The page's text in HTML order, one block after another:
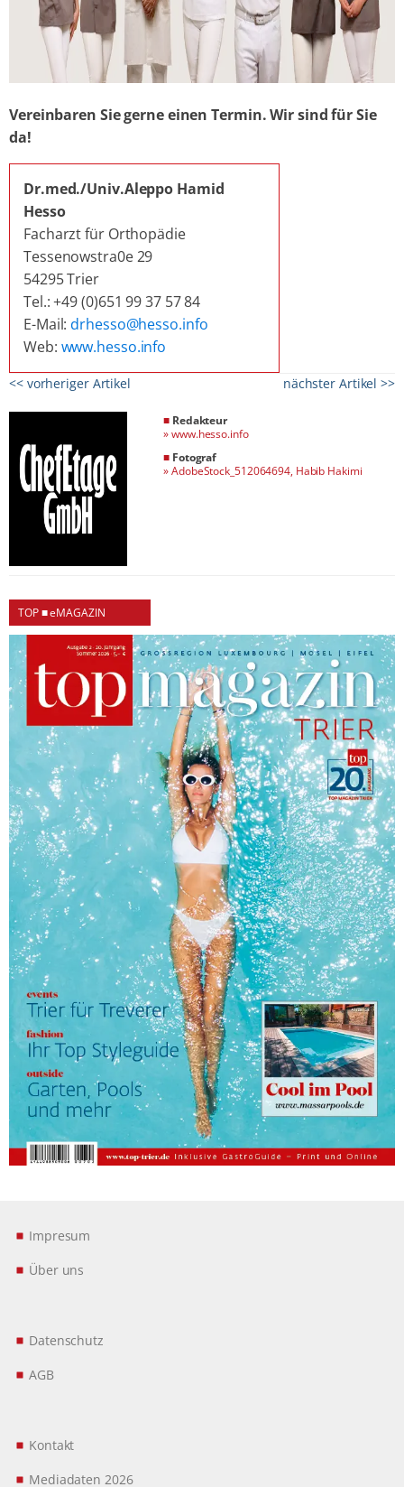
Vereinbaren Sie gerne einen Termin. Wir sind für Sie
da!
Dr.med./Univ.Aleppo Hamid
Hesso
Facharzt für Orthopädie
Tessenowstra0e 29
54295 Trier
Tel.: +49 (0)651 99 37 57 84
E-Mail:drhesso@hesso.info
Web: www.hesso.info
<< vorheriger Artikel nächster Artikel >>
■ Redakteur
»www.hesso.info
■ Fotograf
»AdobeStock_512064694, Habib Hakimi
TOP ■ eMAGAZIN
Impresum
Über uns
Datenschutz
AGB
Kontakt
Mediadaten 2026